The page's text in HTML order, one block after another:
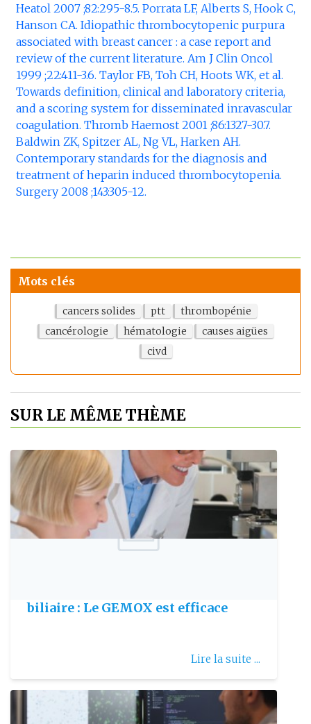
Heatol 2007 ;82:295-8.5. Porrata LF, Alberts S, Hook C,
Hanson CA. Idiopathic thrombocytopenic purpura
associated with breast cancer : a case report and
review of the current literature. Am J Clin Oncol
1999 ;22:411-3.6. Taylor FB, Toh CH, Hoots WK, et al.
Towards definition, clinical and laboratory criteria,
and a scoring system for disseminated inravascular
coagulation. Thromb Haemost 2001 ;86:1327-30.7.
Baldwin ZK, Spitzer AL, Ng VL, Harken AH.
Contemporary standards for the diagnosis and
treatment of heparin induced thrombocytopenia.
Surgery 2008 ;143:305-12.
Mots clés
cancers solides ptt
thrombopénie
cancérologie
hématologie
causes aigües
civd
SUR LE MÊME THÈME
biliaire : Le GEMOX est efficace
Lire la suite ...